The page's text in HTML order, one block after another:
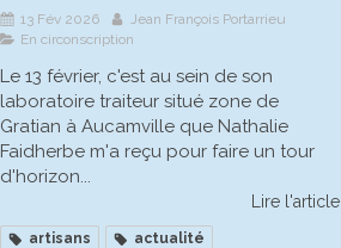
13 Fév 2026
Jean François Portarrieu
En circonscription
Le 13 février, c'est au sein de son
laboratoire traiteur situé zone de
Gratian à Aucamville que Nathalie
Faidherbe m'a reçu pour faire un tour
d'horizon...
Lire l'article
artisans
actualité